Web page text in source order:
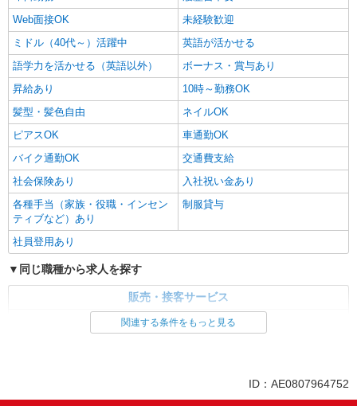
Web面接OK
未経験歓迎
ミドル（40代～）活躍中
英語が活かせる
語学力を活かせる（英語以外）
ボーナス・賞与あり
昇給あり
10時～勤務OK
髪型・髪色自由
ネイルOK
ピアスOK
車通勤OK
バイク通勤OK
交通費支給
社会保険あり
入社祝い金あり
各種手当（家族・役職・インセン
ティブなど）あり
制服貸与
社員登用あり
同じ職種から求人を探す
販売・接客サービス
英語が活かせる
ボーナス・賞与あり
関連する条件をもっと見る
ID：AE0807964752